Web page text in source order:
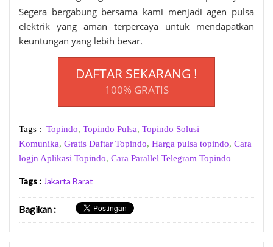
Segera bergabung bersama kami menjadi agen pulsa
elektrik yang aman terpercaya untuk mendapatkan
keuntungan yang lebih besar.
DAFTAR SEKARANG !
100% GRATIS
Tags : Topindo, Topindo Pulsa, Topindo Solusi
Komunika, Gratis Daftar Topindo, Harga pulsa topindo, Cara
logjn Aplikasi Topindo, Cara Parallel Telegram Topindo
Tags : Jakarta Barat
Bagikan :